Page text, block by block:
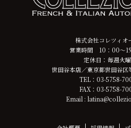
株式会社コレツィオ
営業時間 10：00～
定休日：毎週火
世田谷本店／東京都世田谷
TEL：03-5758-
FAX：03-5758-
Email :